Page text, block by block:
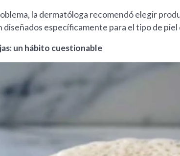
la dermatóloga recomendó elegir
diseñados específicamente para el tipo de piel
un hábito cuestionable